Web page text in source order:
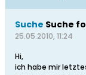
Suche Suche
25.05.2010, 11:24
Hi,
ich habe mir